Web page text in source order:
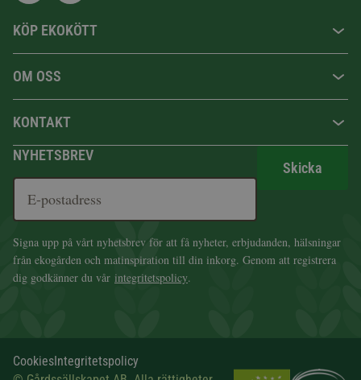
KÖP EKOKÖTT
OM OSS
KONTAKT
NYHETSBREV
Skicka
Signa upp på vårt nyhetsbrev för att få nyheter, erbjudanden, hälsningar
från ekogården och matinspiration till din inkorg. Genom att registrera
dig godkänner du vår integritetspolicy.
CookiesIntegritetspolicy